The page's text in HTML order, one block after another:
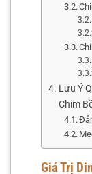
Lưu Ý
Chim
Giá Trị